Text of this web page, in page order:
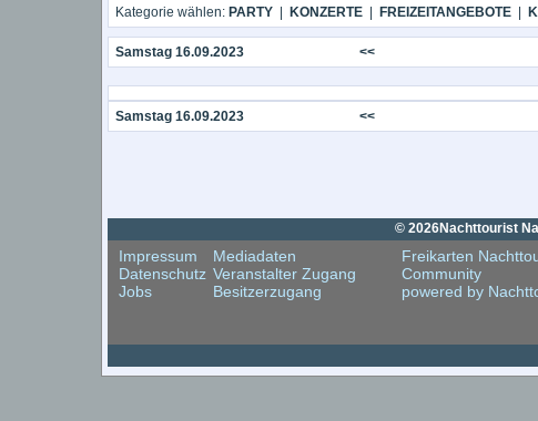
Kategorie wählen: PARTY| KONZERTE| FREIZEITANGEBOTE|
Samstag 16.09.2023 <<
Samstag 16.09.2023 <<
© 2026Nachttourist
Impressum
Datenschutz
Jobs
Mediadaten
Veranstalter Zugang
Besitzerzugang
Freikarten
Community
powered by